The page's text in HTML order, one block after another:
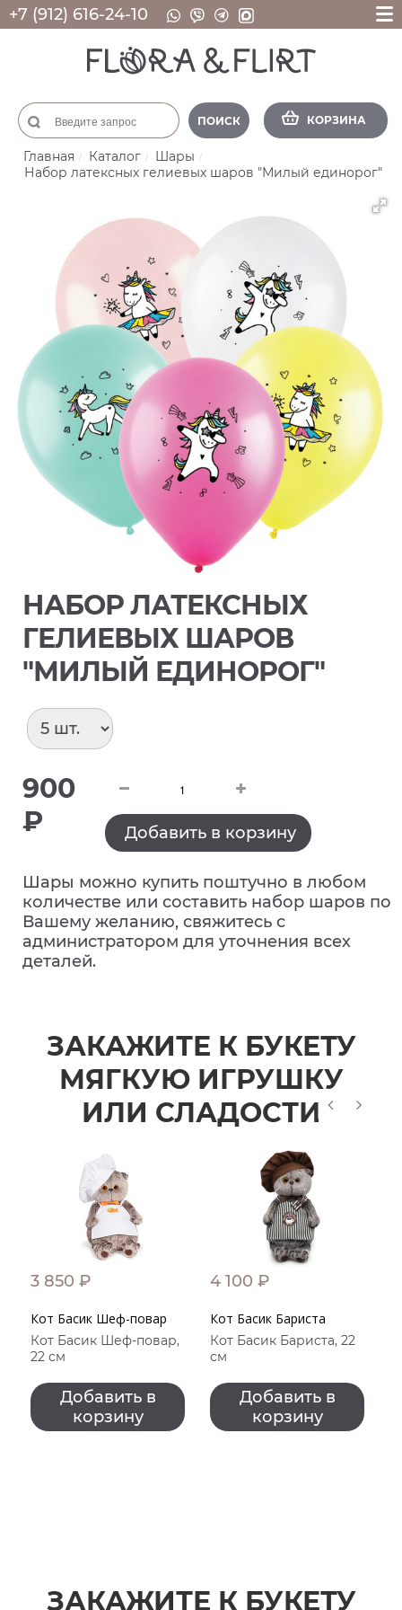
+7 (912) 616-24-10
ПОИСК КОРЗИНА
Главная Каталог
Шары
Набор латексных гелиевых шаров "Милый единорог"
НАБОР ЛАТЕКСНЫХ
ГЕЛИЕВЫХ ШАРОВ
"МИЛЫЙ ЕДИНОРОГ"
900
₽
Добавить в корзину
Шары можно купить поштучно в любом
количестве или составить набор шаров по
Вашему желанию, свяжитесь с
администратором для уточнения всех
деталей.
ЗАКАЖИТЕ К БУКЕТУ
МЯГКУЮ ИГРУШКУ
ИЛИ СЛАДОСТИ
3 850 ₽
Кот Басик Шеф-повар
Кот Басик Шеф-повар,
22 см
Добавить в
корзину
4 100 ₽
Кот Басик Бариста
Кот Басик Бариста, 22
см
Добавить в
корзину
ЗАКАЖИТЕ К БУКЕТУ